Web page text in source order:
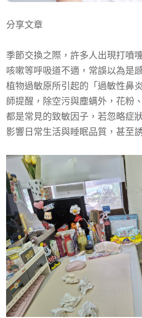
分享文章
季節交換之際，許多人出現打噴
咳嗽等呼吸道不適，常誤以為是
植物過敏原所引起的「過敏性鼻
師提醒，除空污與塵螨外，花粉
都是常見的致敏因子，若忽略症
影響日常生活與睡眠品質，甚至